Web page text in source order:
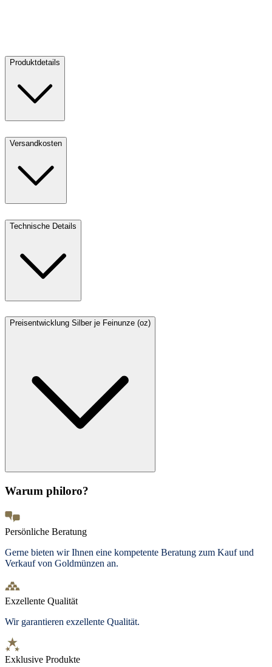
Produktdetails
Versandkosten
Technische Details
Preisentwicklung Silber je Feinunze (oz)
Warum philoro?
Persönliche Beratung
Gerne bieten wir Ihnen eine kompetente Beratung zum Kauf und
Verkauf von Goldmünzen an.
Exzellente Qualität
Wir garantieren exzellente Qualität.
Exklusive Produkte